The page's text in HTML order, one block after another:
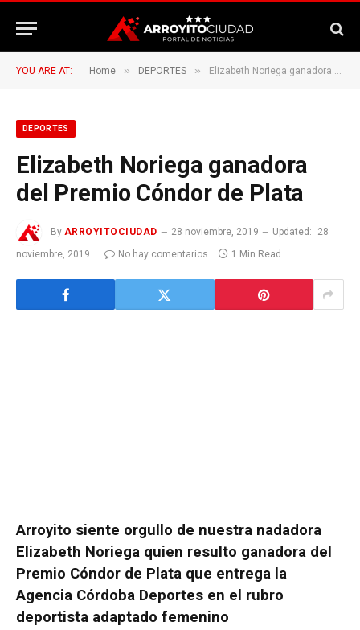
YOU ARE AT: Home » DEPORTES » Elizabeth Noriega ganadora del Premio Cóndor de Plata
DEPORTES
Elizabeth Noriega ganadora
del Premio Cóndor de Plata
By ARROYITOCIUDAD 28 noviembre, 2019 Updated:
28
noviembre, 2019
No hay comentarios 1 Min Read
Arroyito siente orgullo de nuestra nadadora
Elizabeth Noriega quien resulto ganadora del
Premio Cóndor de Plata que entrega la
Agencia Córdoba Deportes en el rubro
deportista adaptado femenino